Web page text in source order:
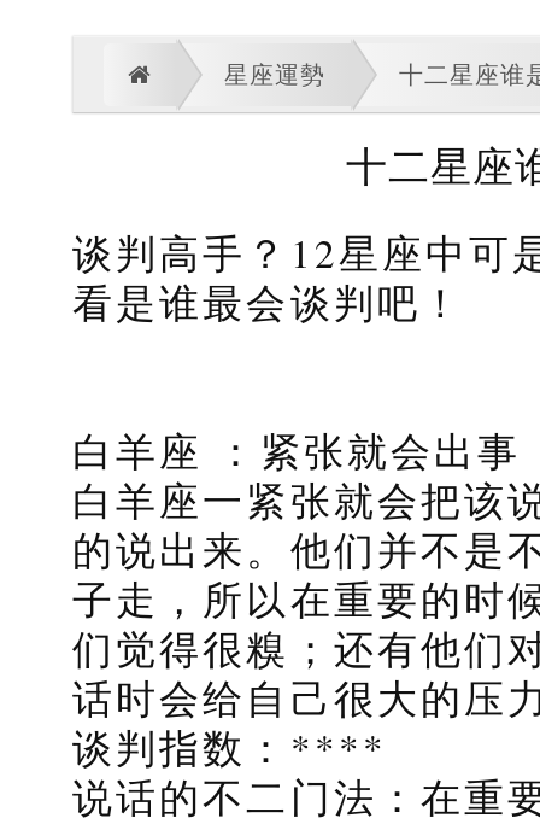
星座運勢 十二星座谁
十二星座
谈判高手？12星座中可
看是谁最会谈判吧！
白羊座 ：紧张就会出事
白羊座一紧张就会把该
的说出来。他们并不是
子走，所以在重要的时
们觉得很糗；还有他们
话时会给自己很大的压
谈判指数：****
说话的不二门法：在重